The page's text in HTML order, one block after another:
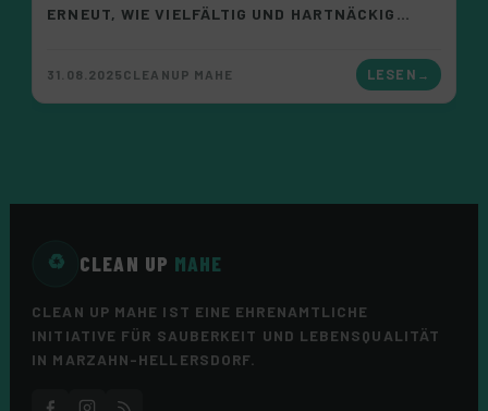
ERNEUT, WIE VIELFÄLTIG UND HARTNÄCKIG…
31.08.2025 CLEANUP MAHE LESEN
♻ CLEAN UP MAHE
CLEAN UP MAHE IST EINE EHRENAMTLICHE
INITIATIVE FÜR SAUBERKEIT UND LEBENSQUALITÄT
IN MARZAHN-HELLERSDORF.